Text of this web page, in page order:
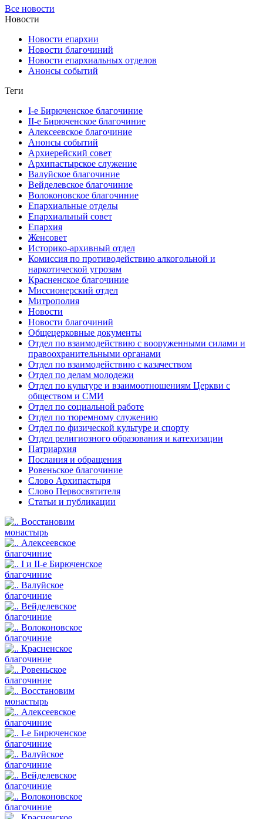
Все новости
Новости
Новости епархии
Новости благочиний
Новости епархиальных отделов
Анонсы событий
Теги
I-е Бирюченское благочиние
II-е Бирюченское благочиние
Алексеевское благочиние
Анонсы событий
Архиерейский совет
Архипастырское служение
Валуйское благочиние
Вейделевское благочиние
Волоконовское благочиние
Епархиальные отделы
Епархиальный совет
Епархия
Женсовет
Историко-архивный отдел
Комиссия по противодействию алкогольной и
наркотической угрозам
Красненское благочиние
Миссионерский отдел
Митрополия
Новости
Новости благочиний
Общецерковные документы
Отдел по взаимодействию с вооруженными силами и
правоохранительными органами
Отдел по взаимодействию с казачеством
Отдел по делам молодежи
Отдел по культуре и взаимоотношениям Церкви с
обществом и СМИ
Отдел по социальной работе
Отдел по тюремному служению
Отдел по физической культуре и спорту
Отдел религиозного образования и катехизации
Патриархия
Послания и обращения
Ровеньское благочиние
Слово Архипастыря
Слово Первосвятителя
Статьи и публикации
Восстановим
монастырь
Алексеевское
благочиние
I и II-е Бирюченское
благочиние
Валуйское
благочиние
Вейделевское
благочиние
Волоконовское
благочиние
Красненское
благочиние
Ровеньское
благочиние
Восстановим
монастырь
Алексеевское
благочиние
I-е Бирюченское
благочиние
Валуйское
благочиние
Вейделевское
благочиние
Волоконовское
благочиние